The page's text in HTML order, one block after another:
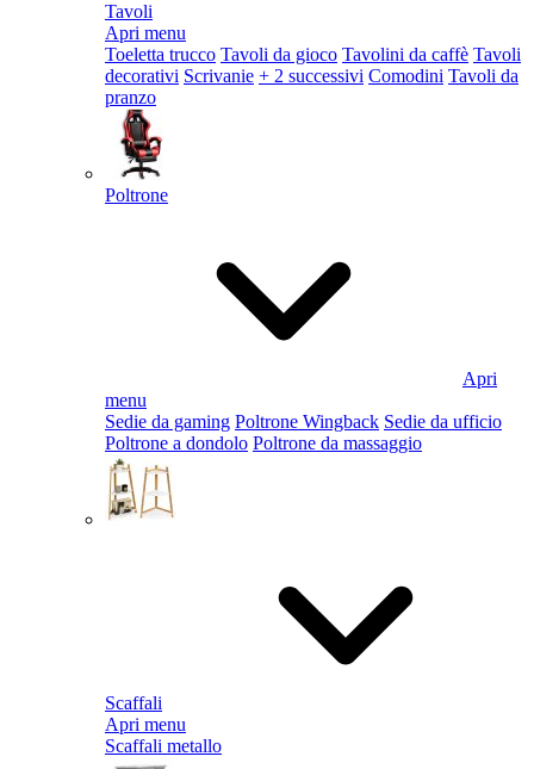
Tavoli
Apri menu
Toeletta trucco Tavoli da gioco Tavolini da caffè Tavoli
decorativi Scrivanie + 2 successivi Comodini Tavoli da
pranzo
Poltrone
Apri
menu
Sedie da gaming Poltrone Wingback Sedie da ufficio
Poltrone a dondolo Poltrone da massaggio
Scaffali
Apri menu
Scaffali metallo